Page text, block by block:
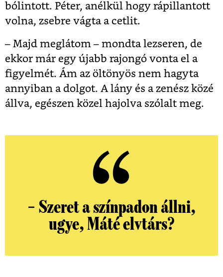
bólintott. Péter, anélkül hogy rápillantott
volna, zsebre vágta a cetlit.
– Majd meglátom – mondta lezseren, de
ekkor már egy újabb rajongó vonta el a
figyelmét. Ám az öltönyös nem hagyta
annyiban a dolgot. A lány és a zenész közé
állva, egészen közel hajolva szólalt meg.
– Szeret a színpadon állni,
ugye, Máté elvtárs?